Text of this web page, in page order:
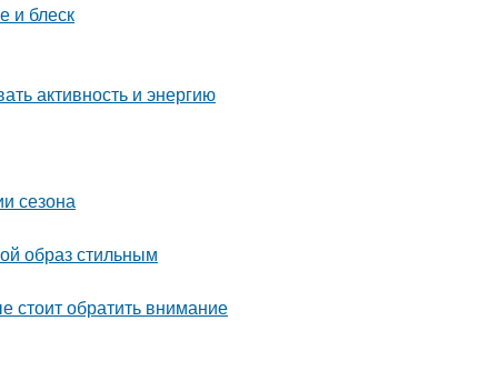
и блеск
активность и энергию
сезона
образ стильным
стоит обратить внимание